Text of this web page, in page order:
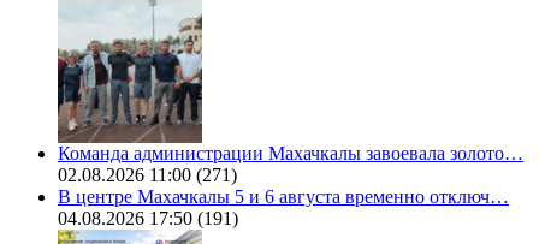
Команда администрации Махачкалы завоевала золото…
02.08.2026 11:00 (271)
В центре Махачкалы 5 и 6 августа временно отключ…
04.08.2026 17:50 (191)